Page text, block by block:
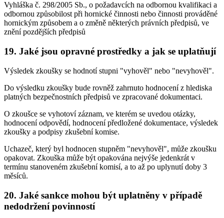
Vyhláška č. 298/2005 Sb., o požadavcích na odbornou kvalifikaci a
odbornou způsobilost při hornické činnosti nebo činnosti prováděné
hornickým způsobem a o změně některých právních předpisů, ve
znění pozdějších předpisů
19. Jaké jsou opravné prostředky a jak se uplatňují
Výsledek zkoušky se hodnotí stupni "vyhověl" nebo "nevyhověl".
Do výsledku zkoušky bude rovněž zahrnuto hodnocení z hlediska
platných bezpečnostních předpisů ve zpracované dokumentaci.
O zkoušce se vyhotoví záznam, ve kterém se uvedou otázky,
hodnocení odpovědí, hodnocení předložené dokumentace, výsledek
zkoušky a podpisy zkušební komise.
Uchazeč, který byl hodnocen stupněm "nevyhověl", může zkoušku
opakovat. Zkouška může být opakována nejvýše jedenkrát v
termínu stanoveném zkušební komisí, a to až po uplynutí doby 3
měsíců.
20. Jaké sankce mohou být uplatněny v případě
nedodržení povinností